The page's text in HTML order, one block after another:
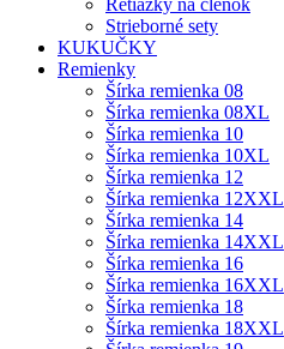
Retiazky na členok
Strieborné sety
KUKUČKY
Remienky
Šírka remienka 08
Šírka remienka 08XL
Šírka remienka 10
Šírka remienka 10XL
Šírka remienka 12
Šírka remienka 12XXL
Šírka remienka 14
Šírka remienka 14XXL
Šírka remienka 16
Šírka remienka 16XXL
Šírka remienka 18
Šírka remienka 18XXL